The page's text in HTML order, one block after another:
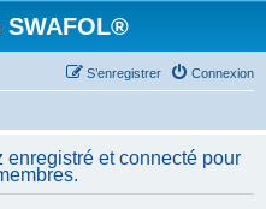
Connexion
S’enregistrer
enregistré et connecté pour